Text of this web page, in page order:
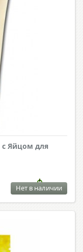
с Яйцом для
Нет в наличии